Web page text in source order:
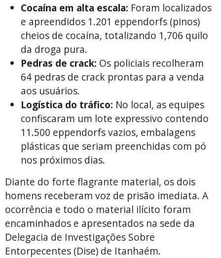
Cocaína em alta escala: Foram localizados
e apreendidos 1.201 eppendorfs (pinos)
cheios de cocaína, totalizando 1,706 quilo
da droga pura.
Pedras de crack: Os policiais recolheram
64 pedras de crack prontas para a venda
aos usuários.
Logística do tráfico: No local, as equipes
confiscaram um lote expressivo contendo
11.500 eppendorfs vazios, embalagens
plásticas que seriam preenchidas com pó
nos próximos dias.
Diante do forte flagrante material, os dois
homens receberam voz de prisão imediata. A
ocorrência e todo o material ilícito foram
encaminhados e apresentados na sede da
Delegacia de Investigações Sobre
Entorpecentes (Dise) de Itanhaém.